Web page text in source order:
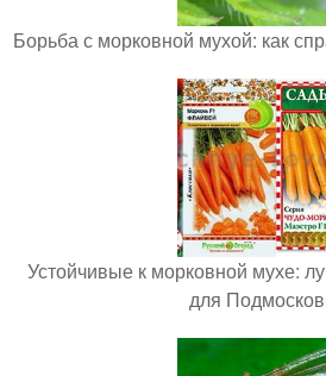
Борьба с морковной мухой: как
Устойчивые к морковной мухе:
для